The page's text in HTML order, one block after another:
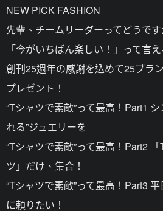
NEW PICK FASHION
先輩、チームリーダーってどうです
「今がいちばん楽しい！」って言
創刊25週年の感謝を込めて25ブラ
プレゼント！
“Tシャツで素敵”って最高！Part1
れる”ジュエリーを
“Tシャツで素敵”って最高！Part2
ツ」だけ、集合！
“Tシャツで素敵”って最高！Part3
に頼りたい！